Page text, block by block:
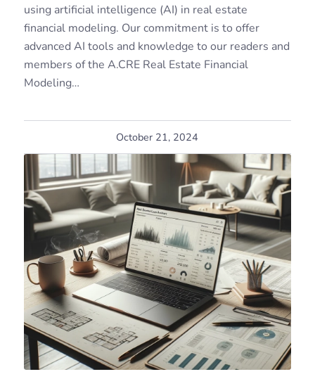
using artificial intelligence (AI) in real estate
financial modeling. Our commitment is to offer
advanced AI tools and knowledge to our readers and
members of the A.CRE Real Estate Financial
Modeling…
October 21, 2024